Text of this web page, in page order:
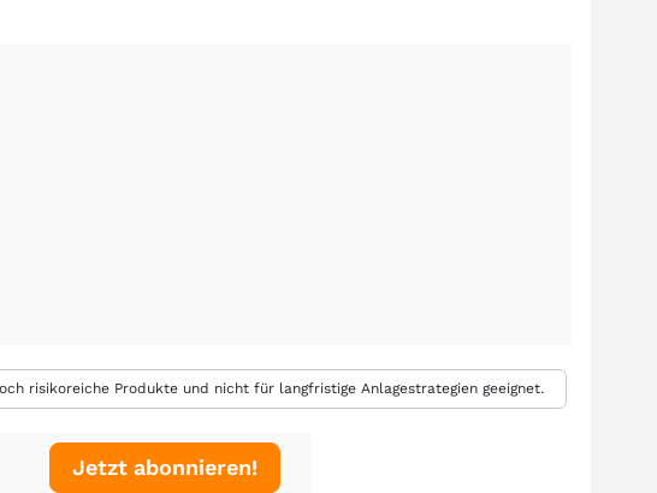
risikoreiche Produkte und nicht für langfristige Anlagestrategien geeignet.
Jetzt abonnieren!